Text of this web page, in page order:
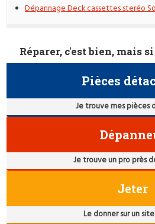
Dépannage Deck cassettes steréo
Réparer, c'est bien, mais
Pièces
Je trouve mes pièces
Je trouve un pro près
Jeter
Le donner sur un